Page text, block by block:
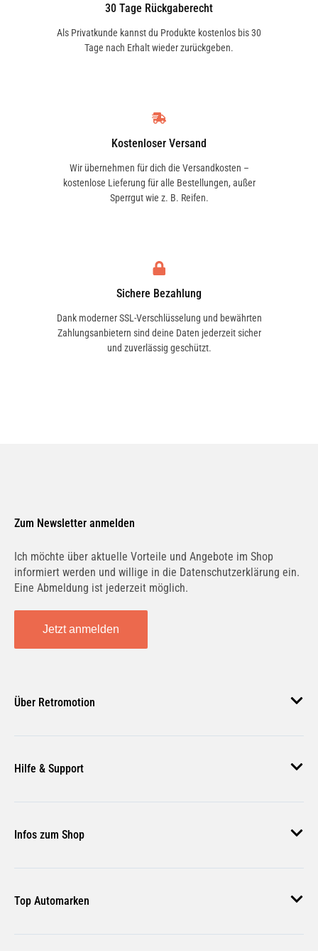
30 Tage Rückgaberecht
Als Privatkunde kannst du Produkte kostenlos bis 30
Tage nach Erhalt wieder zurückgeben.
Kostenloser Versand
Wir übernehmen für dich die Versandkosten –
kostenlose Lieferung für alle Bestellungen, außer
Sperrgut wie z. B. Reifen.
Sichere Bezahlung
Dank moderner SSL-Verschlüsselung und bewährten
Zahlungsanbietern sind deine Daten jederzeit sicher
und zuverlässig geschützt.
Zum Newsletter anmelden
Ich möchte über aktuelle Vorteile und Angebote im Shop
informiert werden und willige in die Datenschutzerklärung ein.
Eine Abmeldung ist jederzeit möglich.
Jetzt anmelden
Über Retromotion
Unsere Jobs
Magazin
Hilfe & Support
Zahlungsmethoden
Versand & Lieferung
Rückgabe & Erstattung
Infos zum Shop
Nutzungsbedingungen
Widerrufsbelehrung
Top Automarken